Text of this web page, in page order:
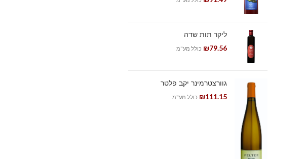
ליקר תות שדה
₪79.56 כולל מע"מ
גוורצטרמינר יקב פלטר
₪111.15 כולל מע"מ